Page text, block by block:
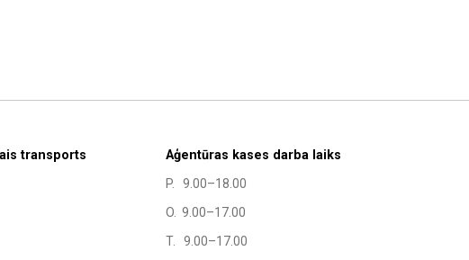
transports Aģentūras kases darba laiks
P. 9.00–18.00
O. 9.00–17.00
T. 9.00–17.00